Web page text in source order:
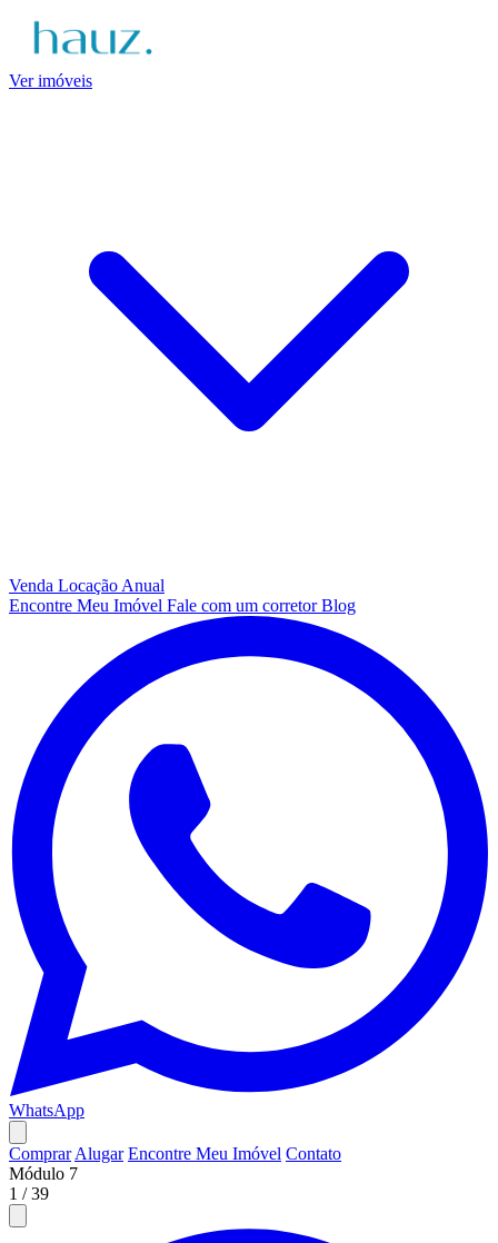
Ver imóveis
Venda Locação Anual
Encontre Meu Imóvel Fale com um corretorBlog
WhatsApp
Comprar Alugar Encontre Meu Imóvel Contato
Módulo 7
1 /39